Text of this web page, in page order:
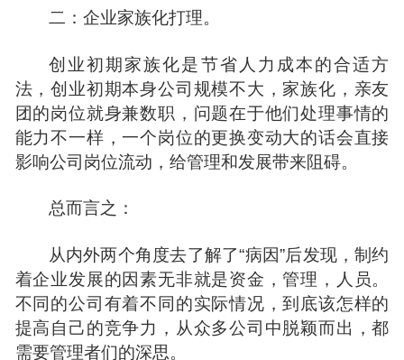
二：企业家族化打理。
创业初期家族化是节省人力成本的合适方
法，创业初期本身公司规模不大，家族化，亲友
团的岗位就身兼数职，问题在于他们处理事情的
能力不一样，一个岗位的更换变动大的话会直接
影响公司岗位流动，给管理和发展带来阻碍。
总而言之：
从内外两个角度去了解了“病因”后发现，制约
着企业发展的因素无非就是资金，管理，人员。
不同的公司有着不同的实际情况，到底该怎样的
提高自己的竞争力，从众多公司中脱颖而出，都
需要管理者们的深思。